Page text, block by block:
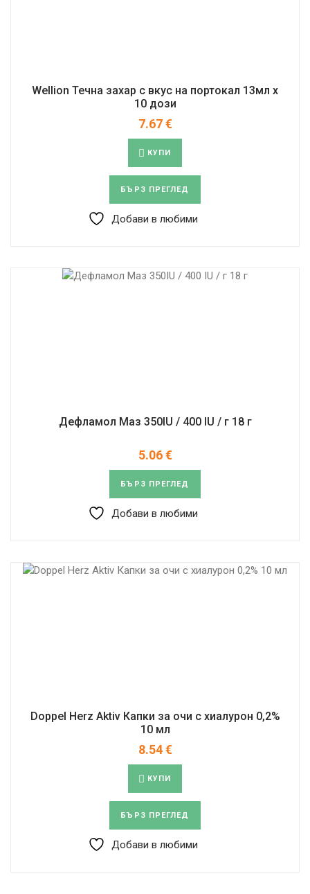
Wellion Течна захар с вкус на портокал 13мл x
10 дози
7.67€
КУПИ
БЪРЗ ПРЕГЛЕД
Добави в любими
Дефламол Маз 350IU / 400 IU / г 18 г
5.06€
БЪРЗ ПРЕГЛЕД
Добави в любими
Doppel Herz Aktiv Капки за очи с хиалурон 0,2%
10 мл
8.54€
КУПИ
БЪРЗ ПРЕГЛЕД
Добави в любими